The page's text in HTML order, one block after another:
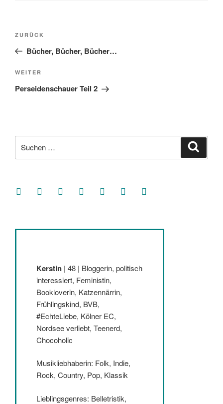
Beitragsnavigation
Vorheriger
Beitrag
ZURÜCK
Bücher, Bücher, Bücher…
Nächster
Beitrag
WEITER
Perseidenschauer Teil 2
nach:
facebooksoundcloud
twitter mastodoninstagramthreads goodreads
Kerstin | 48 | Bloggerin, politisch
interessiert, Feministin,
Bookloverin, Katzennärrin,
Frühlingskind, BVB,
#EchteLiebe, Kölner EC,
Nordsee verliebt, Teenerd,
Chocoholic
Musikliebhaberin: Folk, Indie,
Rock, Country, Pop, Klassik
Lieblingsgenres: Belletristik,